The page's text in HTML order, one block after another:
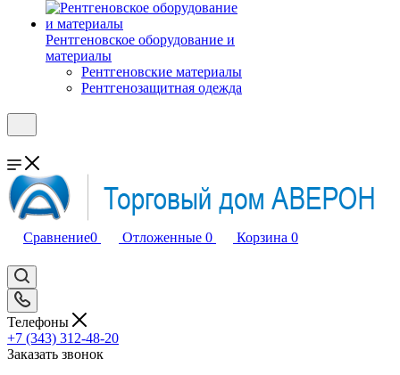
Рентгеновское оборудование и
материалы
Рентгеновские материалы
Рентгенозащитная одежда
Сравнение0 Отложенные 0 Корзина 0
Телефоны
+7 (343) 312-48-20
Заказать звонок